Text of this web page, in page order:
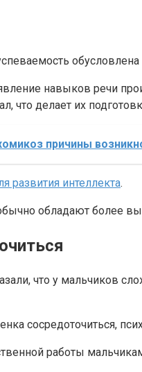
навыков речи
что делает их
причины
развития интеллекта.
обладают более
что у мальчиков
сосредоточиться,
работы